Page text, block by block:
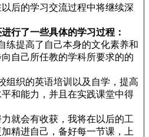
后的学习交流过程中将继续深
行了一些具体的学习过程：
练提高了自己本身的文化素养和
自己所任教的学科所要求的的
组织的英语培训以及自学，提高
和能力，并且在实践课堂中得
就会有收获，我将在以后的工
精进自己，备好每一节课，上